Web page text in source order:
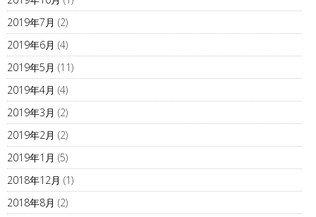
2019年7月 (2)
2019年6月 (4)
2019年5月 (11)
2019年4月 (4)
2019年3月 (2)
2019年2月 (2)
2019年1月 (5)
2018年12月 (1)
2018年8月 (2)